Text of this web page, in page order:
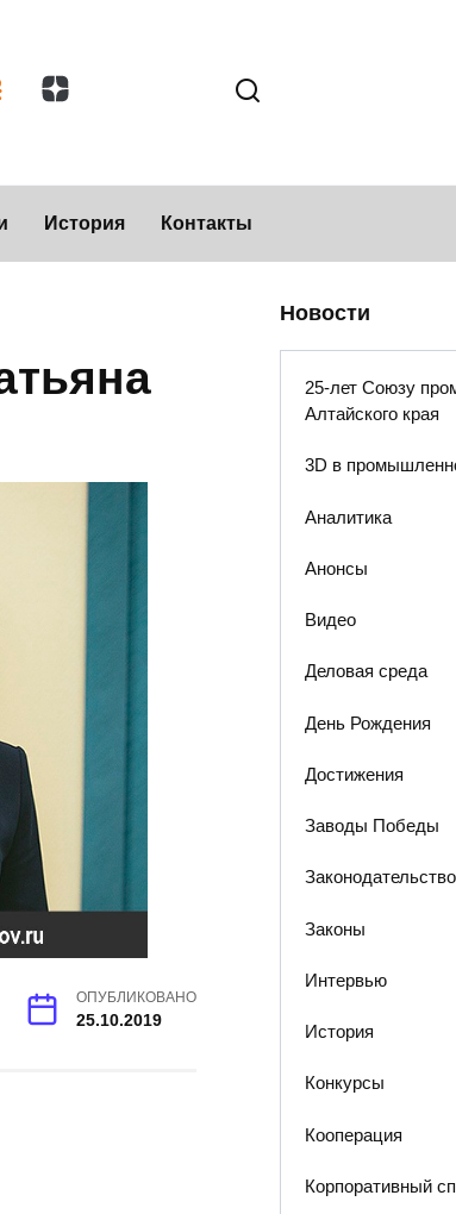
История Контакты
ОПУБЛИКОВАНО
25.10.2019
Новости
25-лет Союзу
Алтайского края
3D в
Аналитика
Анонсы
Видео
Деловая среда
День Рождения
Достижения
Заводы Победы
Законодательство
Законы
Интервью
История
Конкурсы
Кооперация
Корпоративный